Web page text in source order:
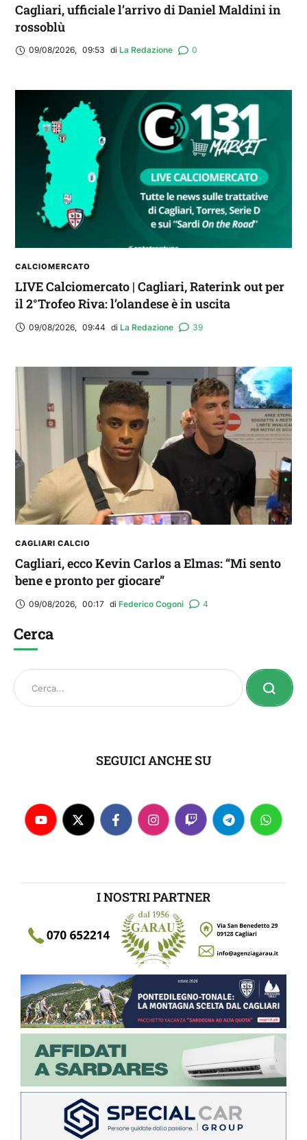
Cagliari, ufficiale l’arrivo di Daniel Maldini in
rossoblù
09/08/2026, 09:53 di La Redazione 0
CALCIOMERCATO
LIVE Calciomercato | Cagliari, Raterink out per
il 2°Trofeo Riva: l’olandese è in uscita
09/08/2026, 09:44 di La Redazione 39
CAGLIARI CALCIO
Cagliari, ecco Kevin Carlos a Elmas: “Mi sento
bene e pronto per giocare”
09/08/2026, 00:17 di Federico Cogoni 4
Cerca
SEGUICI ANCHE SU
I NOSTRI PARTNER